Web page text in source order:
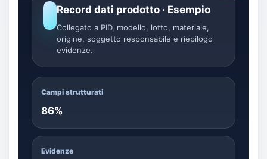
Record dati prodotto · Esempio
Collegato a PID, modello, lotto, materiale,
origine, soggetto responsabile e riepilogo
evidenze.
Campi strutturati
86%
Evidenze